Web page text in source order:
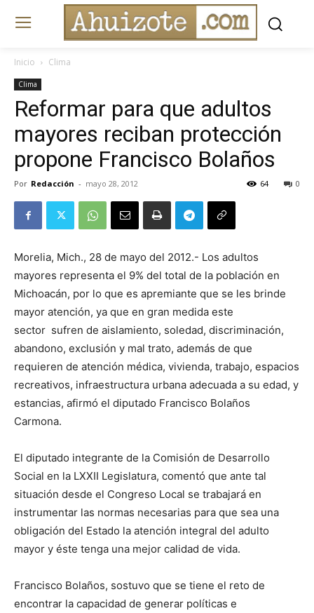
Inicio Clima
Clima
Reformar para que adultos
mayores reciban protección
propone Francisco Bolaños
Por Redacción - mayo 28, 2012 0
64
Morelia, Mich., 28 de mayo del 2012.- Los adultos
mayores representa el 9% del total de la población en
Michoacán, por lo que es apremiante que se les brinde
mayor atención, ya que en gran medida este
sector sufren de aislamiento, soledad, discriminación,
abandono, exclusión y mal trato, además de que
requieren de atención médica, vivienda, trabajo, espacios
recreativos, infraestructura urbana adecuada a su edad, y
estancias, afirmó el diputado Francisco Bolaños
Carmona.
El diputado integrante de la Comisión de Desarrollo
Social en la LXXII Legislatura, comentó que ante tal
situación desde el Congreso Local se trabajará en
instrumentar las normas necesarias para que sea una
obligación del Estado la atención integral del adulto
mayor y éste tenga una mejor calidad de vida.
Francisco Bolaños, sostuvo que se tiene el reto de
encontrar la capacidad de generar políticas e